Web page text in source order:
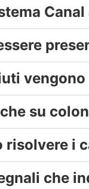
su
risolvere i
che